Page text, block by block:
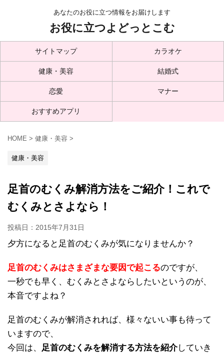
あなたのお役に立つ情報をお届けします
お役に立つよどっとこむ
サイトマップ カラオケ
健康・美容 結婚式
恋愛 マナー
おすすめアプリ
HOME > 健康・美容 >
健康・美容
足首のむくみ解消方法をご紹介！これで
むくみとさよなら！
投稿日： 2015年7月31日
夕方になると足首のむくみが気になりませんか？
足首のむくみはさまざまな要因で起こるのですが、
一秒でも早く、むくみとさよならしたいというのが、
本音ですよね？
足首のむくみが解消されれば、様々ないい事も待って
いますので、
今回は、
足首のむくみを解消する方法を紹介していき